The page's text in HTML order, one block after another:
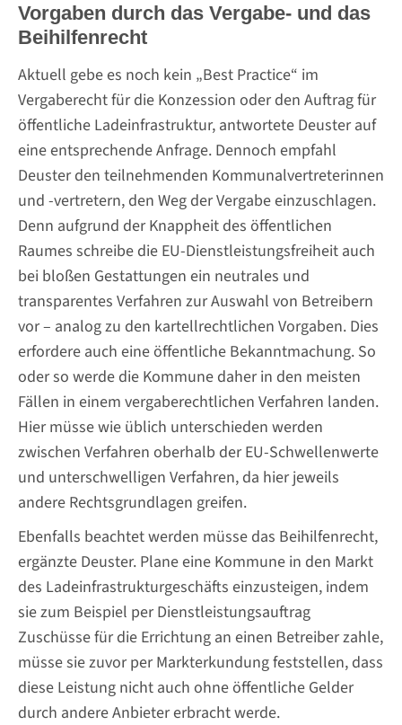
Vorgaben durch das Vergabe- und das
Beihilfenrecht
Aktuell gebe es noch kein „Best Practice“ im
Vergaberecht für die Konzession oder den Auftrag für
öffentliche Ladeinfrastruktur, antwortete Deuster auf
eine entsprechende Anfrage. Dennoch empfahl
Deuster den teilnehmenden Kommunalvertreterinnen
und -vertretern, den Weg der Vergabe einzuschlagen.
Denn aufgrund der Knappheit des öffentlichen
Raumes schreibe die EU-Dienstleistungsfreiheit auch
bei bloßen Gestattungen ein neutrales und
transparentes Verfahren zur Auswahl von Betreibern
vor – analog zu den kartellrechtlichen Vorgaben. Dies
erfordere auch eine öffentliche Bekanntmachung. So
oder so werde die Kommune daher in den meisten
Fällen in einem vergaberechtlichen Verfahren landen.
Hier müsse wie üblich unterschieden werden
zwischen Verfahren oberhalb der EU-Schwellenwerte
und unterschwelligen Verfahren, da hier jeweils
andere Rechtsgrundlagen greifen.
Ebenfalls beachtet werden müsse das Beihilfenrecht,
ergänzte Deuster. Plane eine Kommune in den Markt
des Ladeinfrastrukturgeschäfts einzusteigen, indem
sie zum Beispiel per Dienstleistungsauftrag
Zuschüsse für die Errichtung an einen Betreiber zahle,
müsse sie zuvor per Markterkundung feststellen, dass
diese Leistung nicht auch ohne öffentliche Gelder
durch andere Anbieter erbracht werde.